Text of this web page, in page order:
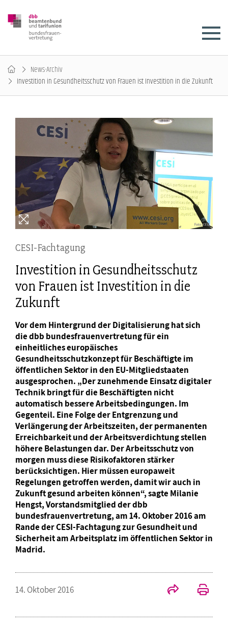
News-Archiv
Investition in Gesundheitsschutz von Frauen ist Investition in die Zukunft
CESI-Fachtagung
Investition in Gesundheitsschutz
von Frauen ist Investition in die
Zukunft
Vor dem Hintergrund der Digitalisierung hat sich
die dbb bundesfrauenvertretung für ein
einheitliches europäisches
Gesundheitsschutzkonzept für Beschäftigte im
öffentlichen Sektor in den EU-Mitgliedstaaten
ausgesprochen. „Der zunehmende Einsatz digitaler
Technik bringt für die Beschäftigten nicht
automatisch bessere Arbeitsbedingungen. Im
Gegenteil. Eine Folge der Entgrenzung und
Verlängerung der Arbeitszeiten, der permanenten
Erreichbarkeit und der Arbeitsverdichtung stellen
höhere Belastungen dar. Der Arbeitsschutz von
morgen muss diese Risikofaktoren stärker
berücksichtigen. Hier müssen europaweit
Regelungen getroffen werden, damit wir auch in
Zukunft gesund arbeiten können“, sagte Milanie
Hengst, Vorstandsmitglied der dbb
bundesfrauenvertretung, am 14. Oktober 2016 am
Rande der CESI-Fachtagung zur Gesundheit und
Sicherheit am Arbeitsplatz im öffentlichen Sektor in
Madrid.
14. Oktober 2016